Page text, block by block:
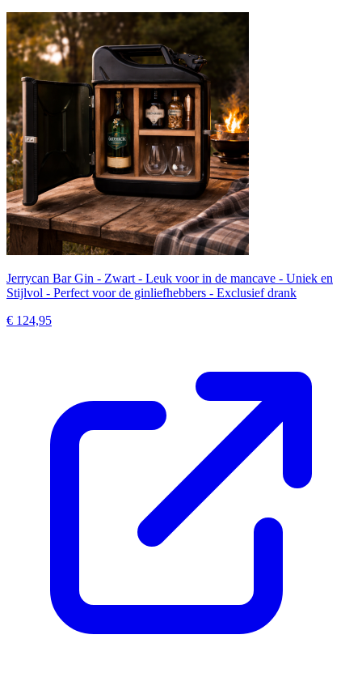
Jerrycan Bar Gin - Zwart - Leuk voor in de mancave - Uniek en
Stijlvol - Perfect voor de ginliefhebbers - Exclusief drank
€ 124,95